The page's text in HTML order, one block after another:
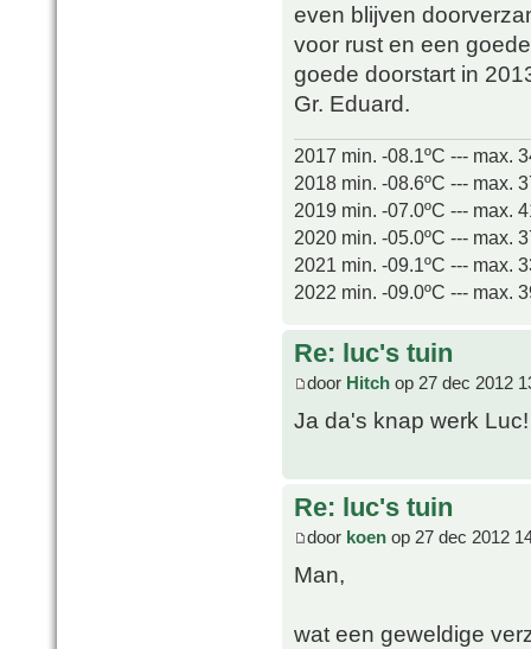
even blijven
voor rust en een
goede doorstart in
Gr. Eduard.
2017 min. -08.1ºC --- max.
2018 min. -08.6ºC --- max.
2019 min. -07.0ºC --- max.
2020 min. -05.0ºC --- max.
2021 min. -09.1ºC --- max.
2022 min. -09.0ºC --- max.
Re: luc's tuin
door Hitch op 27 dec 2012
Ja da's knap werk Luc!
Re: luc's tuin
door koen op 27 dec 2012
Man,
wat een geweldige